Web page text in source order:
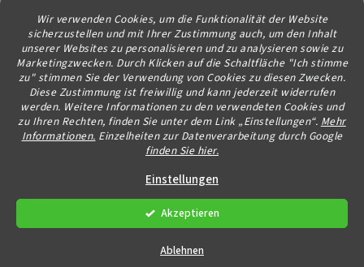
Wir verwenden Cookies, um die Funktionalität der Website
sicherzustellen und mit Ihrer Zustimmung auch, um den Inhalt
unserer Websites zu personalisieren und zu analysieren sowie zu
Marketingzwecken. Durch Klicken auf die Schaltfläche "Ich stimme
zu" stimmen Sie der Verwendung von Cookies zu diesen Zwecken.
Diese Zustimmung ist freiwillig und kann jederzeit widerrufen
werden. Weitere Informationen zu den verwendeten Cookies und
zu Ihren Rechten, finden Sie unter dem Link „Einstellungen“. Mehr
Informationen. Einzelheiten zur Datenverarbeitung durch Google
finden Sie hier.
Einstellungen
Ablehnen
Akzeptieren
Kontakt
info@diagstore.at
Erstellt von Shoptet
Copyright 2026diagstore.at. Alle Rechte vorbehalten.Cookie-
Einstellungen ändern